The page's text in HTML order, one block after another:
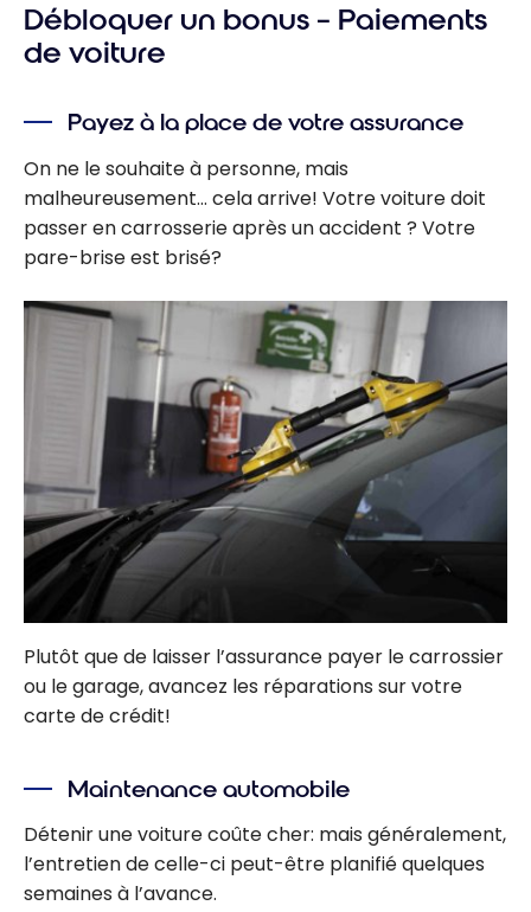
une carte de
crédit et
Débloquer un bonus – Paiements
de voiture
Payez à la place de votre assurance
On ne le souhaite à personne, mais
malheureusement… cela arrive! Votre voiture doit
passer en carrosserie après un accident ? Votre
pare-brise est brisé?
Plutôt que de laisser l’assurance payer le carrossier
ou le garage, avancez les réparations sur votre
carte de crédit!
Maintenance automobile
Détenir une voiture coûte cher: mais généralement,
l’entretien de celle-ci peut-être planifié quelques
semaines à l’avance.